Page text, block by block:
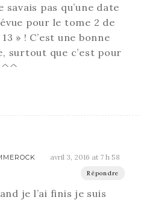
savais pas qu’une date
pour le tome 2 de
» ! C’est une bonne
surtout que c’est pour
^^
avril 3, 2016 at 7 h 58
Répondre
je l’ai finis je suis